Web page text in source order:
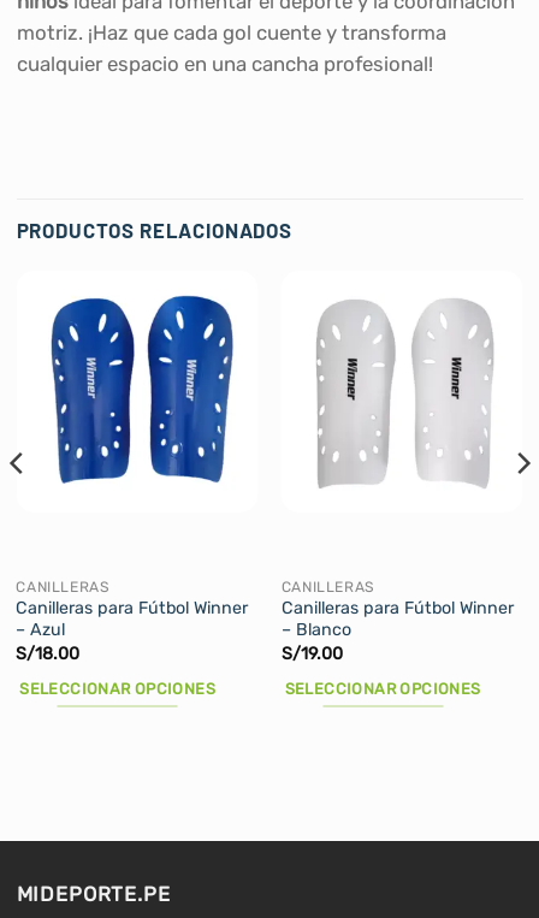
motriz. ¡Haz que cada gol cuente y transforma
cualquier espacio en una cancha profesional!
PRODUCTOS RELACIONADOS
CANILLERAS
Canilleras para Fútbol Winner
– Azul
S/18.00
SELECCIONAR OPCIONES
se
CANILLERAS
Canilleras para Fútbol Winner
– Blanco
S/19.00
SELECCIONAR OPCIONES
MIDEPORTE.PE